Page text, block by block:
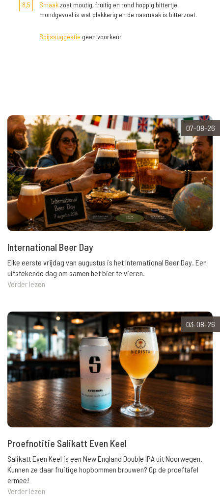
8,5 Smaakzoet moutig, fruitig en rond hoppig bittertje.
mondgevoel is wat plakkerig en de nasmaak is bitterzoet.
Spijssuggestie geen voorkeur
07-08-26
International Beer Day
Elke eerste vrijdag van augustus is het International Beer Day. Een
uitstekende dag om samen het bier te vieren.
Verder lezen
03-08-26
Proefnotitie Salikatt Even Keel
Salikatt Even Keel is een New England Double IPA uit Noorwegen.
Kunnen ze daar fruitige hopbommen brouwen? Op de proeftafel
ermee!
Verder lezen